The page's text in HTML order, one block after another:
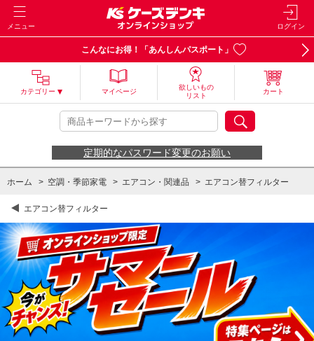
メニュー ログイン
こんなにお得！「あんしんパスポート」
カテゴリー マイページ
欲しいもの
リスト
カート
定期的なパスワード変更のお願い
ホーム > 空調・季節家電 > エアコン・関連品 > エアコン替フィルター
エアコン替フィルター